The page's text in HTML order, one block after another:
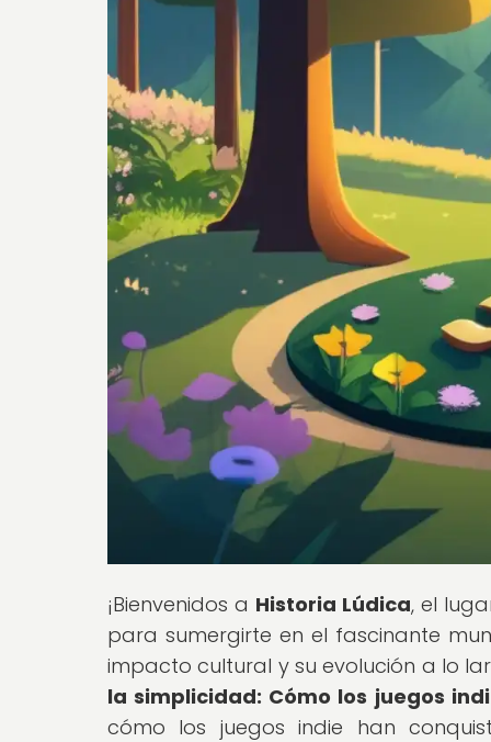
¡Bienvenidos a Historia Lúdica, el
para sumergirte en el fascinante
impacto cultural y su evolución a lo
la simplicidad: Cómo los juegos
cómo los juegos indie han